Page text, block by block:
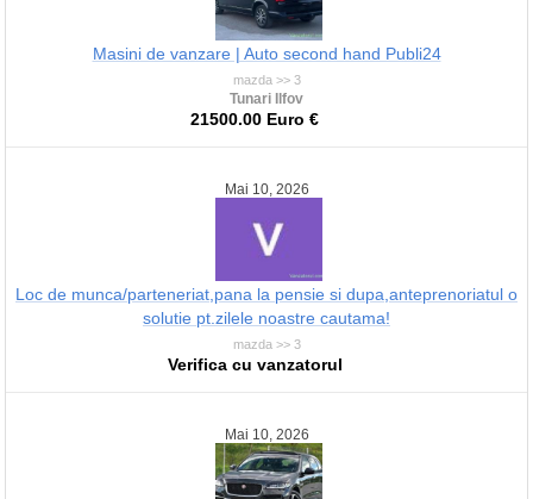
Masini de vanzare | Auto second hand Publi24
mazda >> 3
Tunari Ilfov
21500.00 Euro €
Mai 10, 2026
Loc de munca/parteneriat,pana la pensie si dupa,anteprenoriatul o
solutie pt.zilele noastre cautama!
mazda >> 3
Verifica cu vanzatorul
Mai 10, 2026